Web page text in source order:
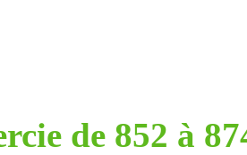
de 852 à